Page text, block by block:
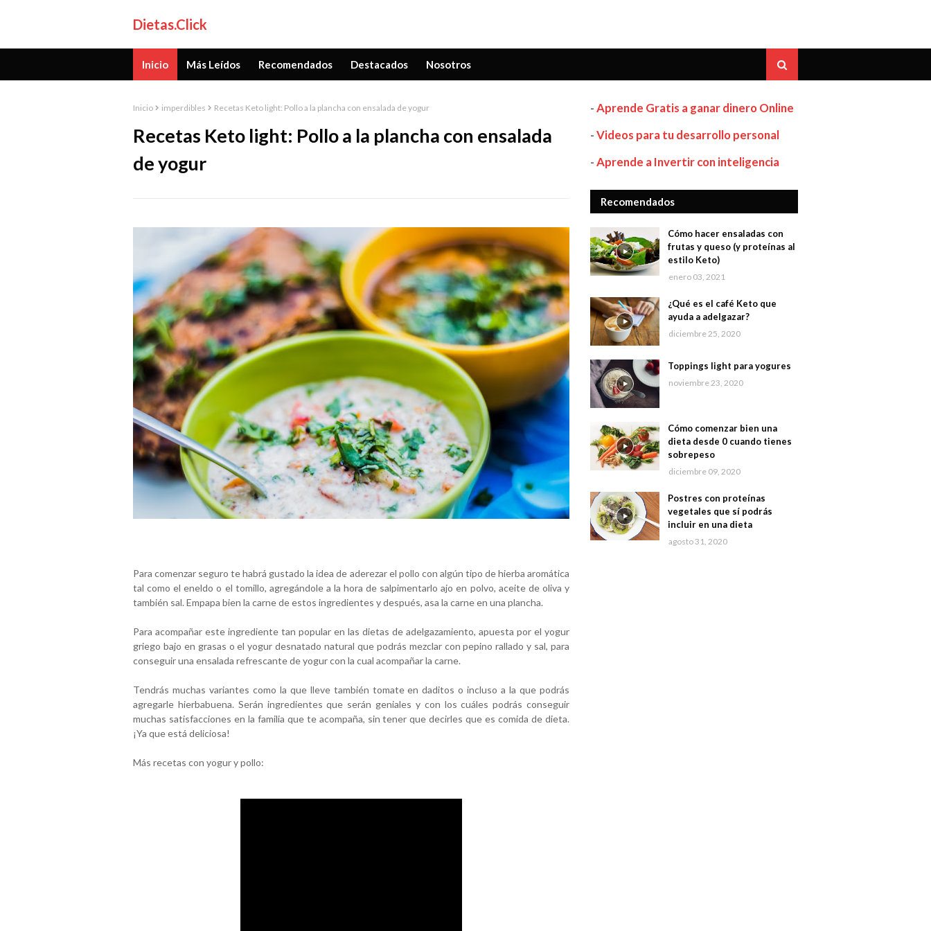
Dietas.Click
Inicio Más Leídos Recomendados Destacados Nosotros
Inicio imperdibles Recetas Keto light: Pollo a la plancha con ensalada de yogur
Recetas Keto light: Pollo a la plancha con ensalada
de yogur
Para comenzar seguro te habrá gustado la idea de aderezar el pollo con algún tipo de hierba aromática
tal como el eneldo o el tomillo, agregándole a la hora de salpimentarlo ajo en polvo, aceite de oliva y
también sal. Empapa bien la carne de estos ingredientes y después, asa la carne en una plancha.
Para acompañar este ingrediente tan popular en las dietas de adelgazamiento, apuesta por el yogur
griego bajo en grasas o el yogur desnatado natural que podrás mezclar con pepino rallado y sal, para
conseguir una ensalada refrescante de yogur con la cual acompañar la carne.
Tendrás muchas variantes como la que lleve también tomate en daditos o incluso a la que podrás
agregarle hierbabuena. Serán ingredientes que serán geniales y con los cuáles podrás conseguir
muchas satisfacciones en la familia que te acompaña, sin tener que decirles que es comida de dieta.
¡Ya que está deliciosa!
Más recetas con yogur y pollo:
-Aprende Gratis a ganar dinero Online
-Videos para tu desarrollo personal
-Aprende a Invertir con inteligencia
Recomendados
Cómo hacer ensaladas con
frutas y queso (y proteínas al
estilo Keto)
enero 03, 2021
¿Qué es el café Keto que
ayuda a adelgazar?
diciembre 25, 2020
Toppings light para yogures
noviembre 23, 2020
Cómo comenzar bien una
dieta desde 0 cuando tienes
sobrepeso
diciembre 09, 2020
Postres con proteínas
vegetales que sí podrás
incluir en una dieta
agosto 31, 2020